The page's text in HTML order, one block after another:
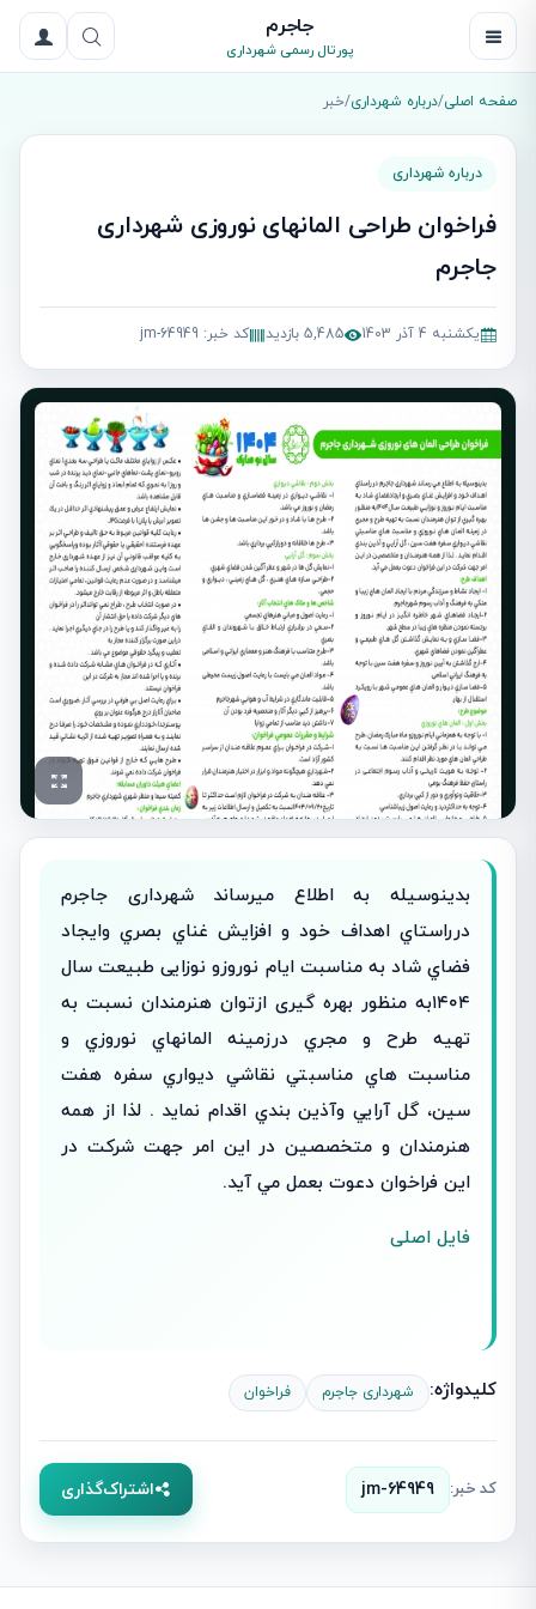
جاجرم
پورتال رسمی شهرداری
صفحه اصلی/درباره شهرداری/خبر
درباره شهرداری
فراخوان طراحی المانهای نوروزی شهرداری
جاجرم
یکشنبه 4 آذر 1403 5,485 بازدید کد خبر: jm-64949
بدینوسیله به اطلاع میرساند شهرداری جاجرم
درراستاي اهداف خود و افزایش غناي بصري وایجاد
فضاي شاد به مناسبت ایام نوروزو نوزایی طبیعت سال
۱۴۰۴به منظور بهره گیری ازتوان هنرمندان نسبت به
تهیه طرح و مجري درزمینه المانهاي نوروزي و
مناسبت هاي مناسبتي نقاشي ديواري سفره هفت
سین، گل آرايي وآذین بندي اقدام نماید . لذا از همه
هنرمندان و متخصصین در این امر جهت شرکت در
این فراخوان دعوت بعمل مي آيد.
فایل اصلی
کلیدواژه: شهرداری جاجرم فراخوان
کد خبر: jm-64949 اشتراک‌گذاری